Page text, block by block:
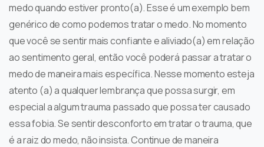
medo quando estiver pronto(a). Esse é um exemplo bem
genérico de como podemos tratar o medo. No momento
que você se sentir mais confiante e aliviado(a) em relação
ao sentimento geral, então você poderá passar a tratar o
medo de maneira mais específica. Nesse momento esteja
atento (a) a qualquer lembrança que possa surgir, em
especial a algum trauma passado que possa ter causado
essa fobia. Se sentir desconforto em tratar o trauma, que
é a raiz do medo, não insista. Continue de maneira